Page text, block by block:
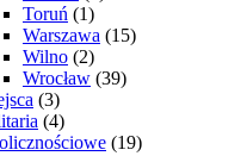
Toruń (1)
Warszawa (15)
Wilno (2)
Wrocław (39)
(3)
(4)
(19)